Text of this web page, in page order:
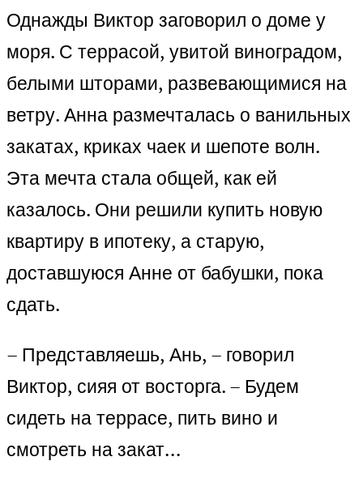
Однажды Виктор заговорил о доме у
моря. С террасой, увитой виноградом,
белыми шторами, развевающимися на
ветру. Анна размечталась о ванильных
закатах, криках чаек и шепоте волн.
Эта мечта стала общей, как ей
казалось. Они решили купить новую
квартиру в ипотеку, а старую,
доставшуюся Анне от бабушки, пока
сдать.
– Представляешь, Ань, – говорил
Виктор, сияя от восторга. – Будем
сидеть на террасе, пить вино и
смотреть на закат…